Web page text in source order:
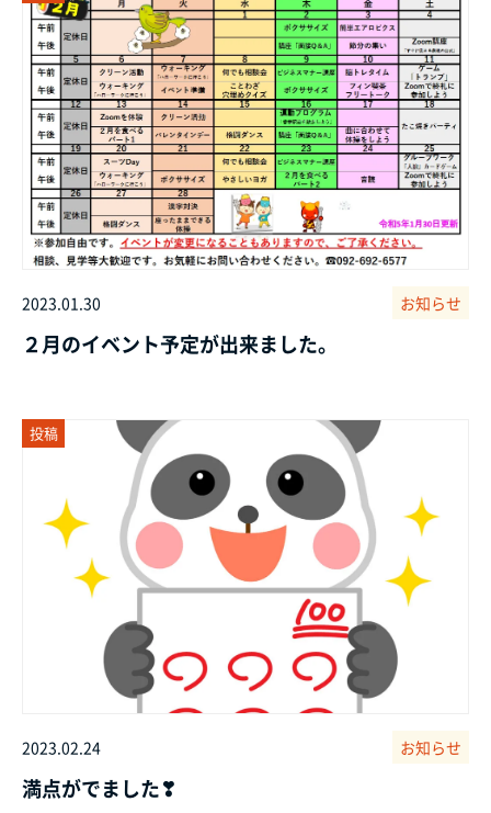
2023.01.30 お知らせ
２月のイベント予定が出来ました。
投稿
2023.02.24 お知らせ
満点がでました❣